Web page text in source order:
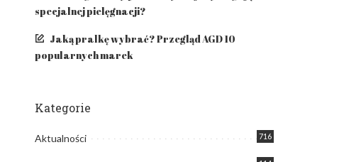
specjalnej pielęgnacji?
Jaką pralkę wybrać? Przegląd AGD 10
popularnych marek
Kategorie
Aktualności 716